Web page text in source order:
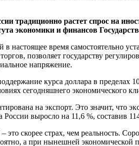
традиционно растет спрос на
экономики и финансов
время самостоятельно
позволяет государству
напряжение.
курса доллара в пределах
сегодняшнего экономического
на экспорт. Это значит,
России выросло на 11,6 %, составив
это скорее страх, чем реальность.
а при нынешней